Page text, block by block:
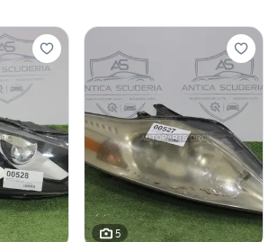
5